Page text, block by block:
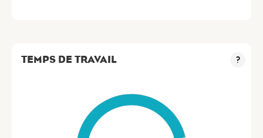
TEMPS DE TRAVAIL ?